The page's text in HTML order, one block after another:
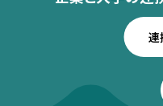
連